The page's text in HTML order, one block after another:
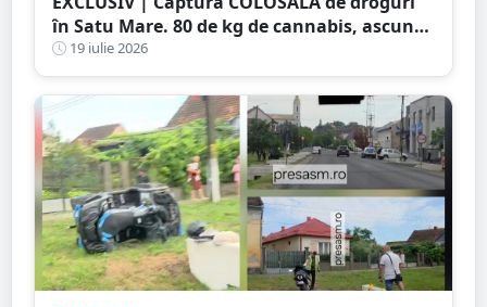
în Satu Mare. 80 de kg de cannabis, ascunse
într-un plafon modificat al unei
autoutilitare
19 iulie 2026